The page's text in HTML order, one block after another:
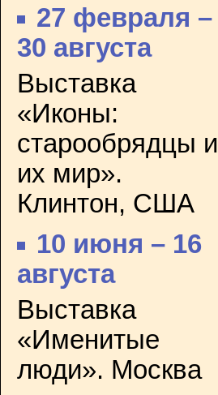
27 февраля –
30 августа
Выставка
«Иконы:
старообрядцы и
их мир».
Клинтон, США
10 июня – 16
августа
Выставка
«Именитые
люди». Москва